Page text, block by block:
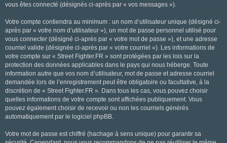
vous êtes connecté (désignés ci-après par « vos messages »).
Votre compte contiendra au minimum : un nom d’utilisateur unique (désigné ci-
après par « votre nom d’utilisateur »), un mot de passe personnel utilisé pour
vous connecter (désigné ci-après par « votre mot de passe »), et une adresse
courriel valide (désignée ci-après par « votre courriel »). Les informations de
votre compte sur « Street Fighter.FR » sont protégées par les lois sur la
protection des données applicables dans le pays qui nous héberge. Toute
information autre que vos nom d’utilisateur, mot de passe et adresse courriel
demandée lors de l’enregistrement peut être obligatoire ou facultative, à la
discrétion de « Street Fighter.FR ». Dans tous les cas, vous pouvez choisir
quelles informations de votre compte sont affichées publiquement. Vous
pouvez également choisir de recevoir ou non les courriels générés
automatiquement par le logiciel phpBB.
Votre mot de passe est chiffré (hachage à sens unique) pour garantir sa